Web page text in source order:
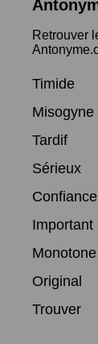
Retrouver
Timide
Misogyne
Tardif
Sérieux
Confiance
Important
Monotone
Original
Trouver